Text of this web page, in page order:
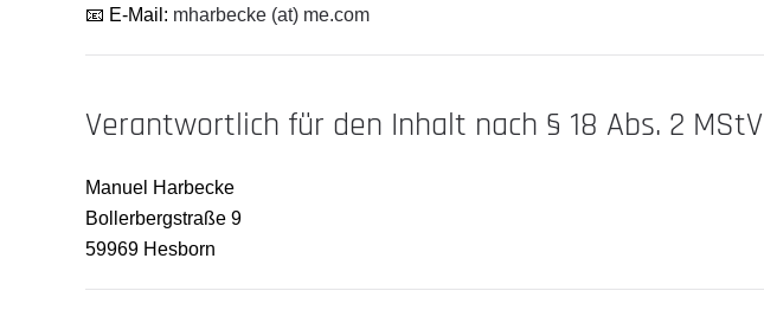
📧 E-Mail: mharbecke (at) me.com
Verantwortlich für den Inhalt nach § 18 Abs. 2 MStV
Manuel Harbecke
Bollerbergstraße 9
59969 Hesborn